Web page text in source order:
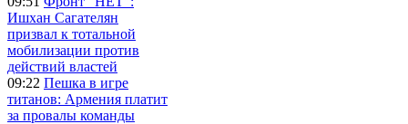
Ишхан Сагателян
призвал к тотальной
мобилизации против
действий властей
09:22 Пешка в игре
титанов: Армения платит
за провалы команды